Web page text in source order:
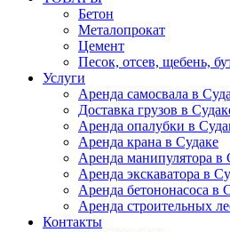
Бетон
Металопрокат
Цемент
Песок, отсев, щебень,
Услуги
Аренда самосвала в
Доставка грузов в
Аренда опалубки в
Аренда крана в Судаке
Аренда манипулятора в
Аренда экскаватора в
Аренда бетононасоса в
Аренда строительных
Контакты